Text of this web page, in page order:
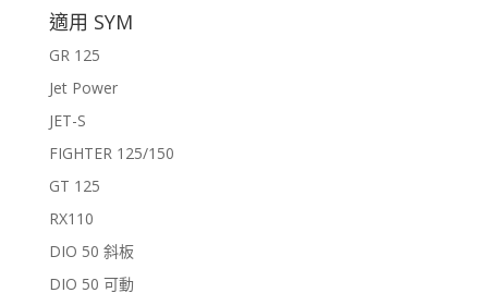
適用 SYM
GR 125
Jet Power
JET-S
FIGHTER 125/150
GT 125
RX110
DIO 50 斜板
DIO 50 可動